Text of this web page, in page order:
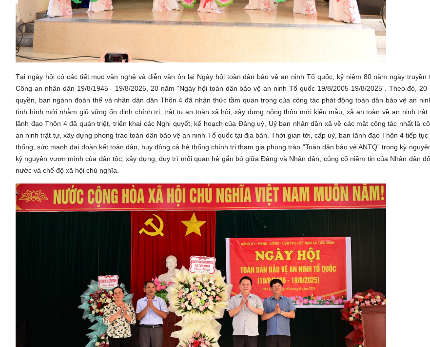
Tại ngày hội có các tiết mục văn nghệ và diễn văn ôn lại Ngày hội toàn dân bảo vệ an ninh Tổ quốc, kỷ niệm 80 năm ngày truyền
Công an nhân dân 19/8/1945 - 19/8/2025, 20 năm “Ngày hội toàn dân bảo vệ an ninh Tổ quốc 19/8/2005-19/8/2025”. Theo đó, 20
quyền, ban ngành đoàn thể và nhân dân dân Thôn 4 đã nhận thức tầm quan trọng của công tác phát động toàn dân bảo vệ an
tình hình mới nhằm giữ vững ổn định chính trị, trật tự an toàn xã hội, xây dựng nông thôn mới kiểu mẫu, xã an toàn về an ninh trật
lãnh đạo Thôn 4 đã quán triệt, triển khai các Nghị quyết, kế hoạch của Đảng uỷ, Uỷ ban nhân dân xã về các mặt công tác nhất là
an ninh trật tự, xây dựng phong trào toàn dân bảo vệ an ninh Tổ quốc tại địa bàn. Thời gian tới, cấp uỷ, ban lãnh đạo Thôn 4 tiếp tục
thống, sức mạnh đại đoàn kết toàn dân, huy động cả hệ thống chính trị tham gia phong trào “Toàn dân bảo vệ ANTQ” trong kỳ
kỷ nguyên vươn mình của dân tộc; xây dựng, duy trì mối quan hệ gắn bó giữa Đảng và Nhân dân, củng cố niềm tin của Nhân dân
nước và chế độ xã hội chủ nghĩa.